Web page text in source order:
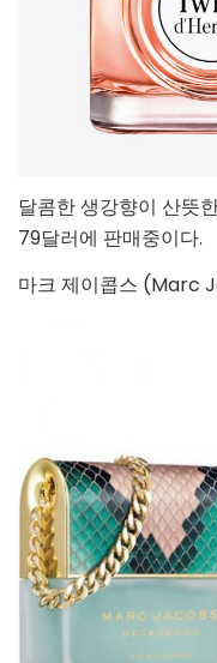
달콤한 생강향이 산뜻
79달러에 판매중이다.
마크 제이콥스 (Marc